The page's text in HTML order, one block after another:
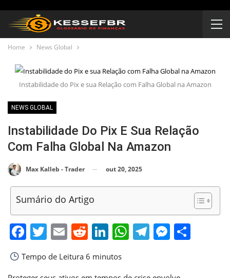
Home News Global
Instabilidade do Pix e sua Relação com Falha Global na Amazon
NEWS GLOBAL
Instabilidade Do Pix E Sua Relação
Com Falha Global Na Amazon
Max Kalleb - Trader out 20, 2025
Sumário do Artigo
Facebook
Twitter
EmailReddit
LinkedIn
WhatsApp
Telegram
Tempo de Leitura 6 minutos